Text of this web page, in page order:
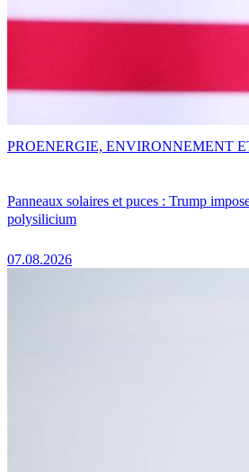
Panneaux solaires et puces : Trump
polysilicium
07.08.2026
PROENERGIE, ENVIRONNEMENT